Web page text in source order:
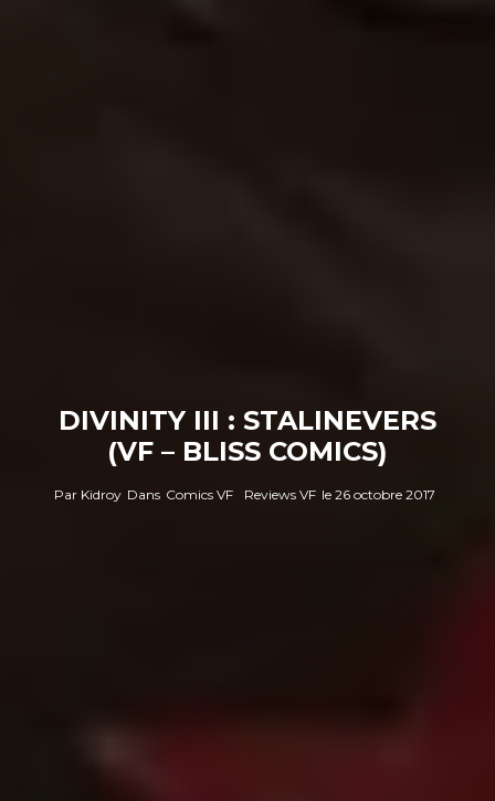
DIVINITY III : STALINEVERS
(VF – BLISS COMICS)
Par Kidroy Dans Comics VF Reviews VF le 26 octobre 2017